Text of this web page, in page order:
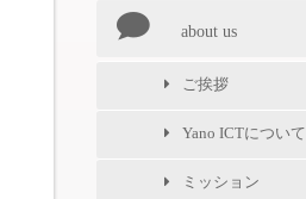
about us
ご挨拶
Yano ICTについて
ミッション